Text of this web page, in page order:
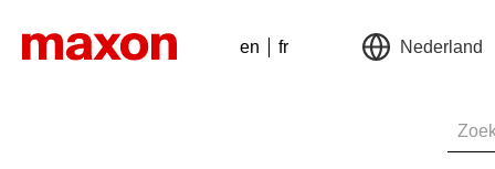
en fr Nederland